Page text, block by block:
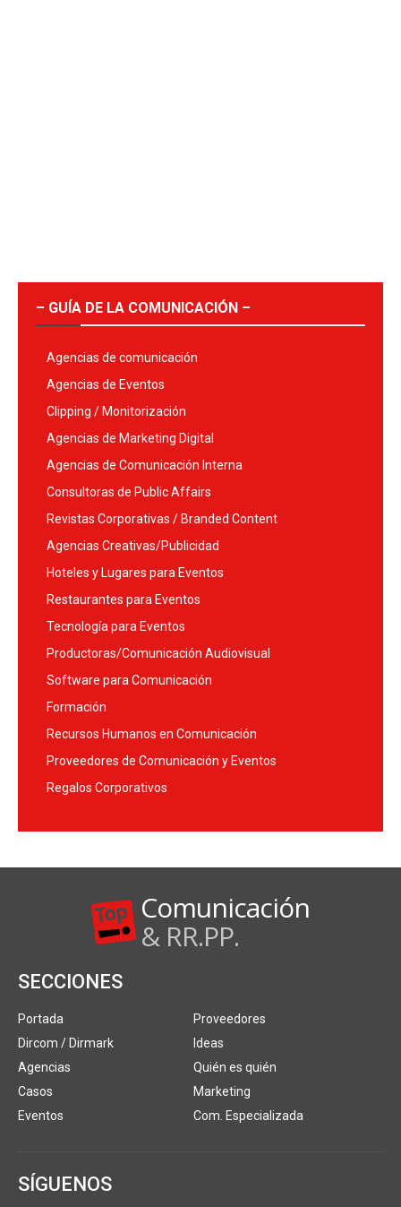
– GUÍA DE LA COMUNICACIÓN –
Agencias de comunicación
Agencias de Eventos
Clipping / Monitorización
Agencias de Marketing Digital
Agencias de Comunicación Interna
Consultoras de Public Affairs
Revistas Corporativas / Branded Content
Agencias Creativas/Publicidad
Hoteles y Lugares para Eventos
Restaurantes para Eventos
Tecnología para Eventos
Productoras/Comunicación Audiovisual
Software para Comunicación
Formación
Recursos Humanos en Comunicación
Proveedores de Comunicación y Eventos
Regalos Corporativos
Comunicación
& RR.PP.
SECCIONES
Portada
Dircom / Dirmark
Agencias
Casos
Eventos
Proveedores
Ideas
Quién es quién
Marketing
Com. Especializada
SÍGUENOS